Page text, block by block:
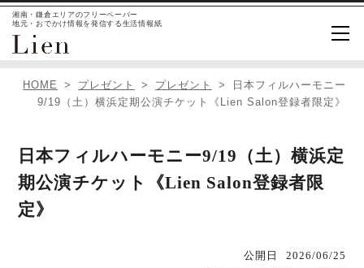
湘南・鎌倉エリアのフリーペーパー
地元・おでかけ情報を発信する生活情報紙
HOME プレゼント プレゼント
日本フィルハーモニー
9/19（土）横浜定期公演チケット《Lien Salon登録者限定》
日本フィルハーモニー9/19（土）横浜定
期公演チケット《Lien Salon登録者限
定》
公開日 2026/06/25